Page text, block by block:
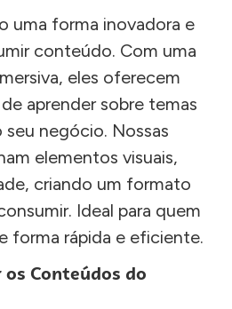
uma forma inovadora e
conteúdo. Com uma
eles oferecem
aprender sobre temas
negócio. Nossas
elementos visuais,
criando um formato
Ideal para quem
forma rápida e eficiente.
Conteúdos do